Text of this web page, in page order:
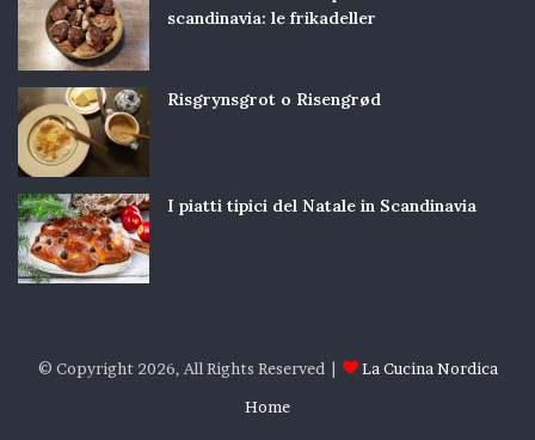
scandinavia: le frikadeller
Risgrynsgrot o Risengrød
I piatti tipici del Natale in Scandinavia
© Copyright 2026, All Rights Reserved |
La Cucina Nordica
Home